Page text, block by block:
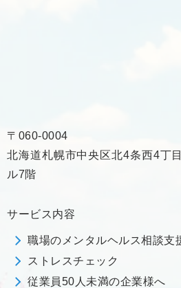
〒060-0004
北海道札幌市中央区北4条西4丁
ル7階
サービス内容
職場のメンタルヘルス相談支
ストレスチェック
従業員50人未満の企業様へ